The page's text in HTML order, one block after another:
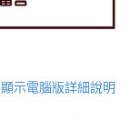
顯示電腦版詳細說明